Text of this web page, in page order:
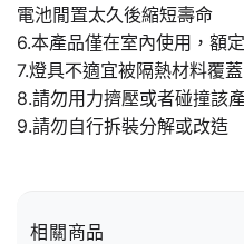
電池閒置太久後縮短壽命
6.本產品僅在室內使用，額
7.燈具不適宜被隔熱材料覆蓋
8.請勿用力擠壓或者碰撞該
9.請勿自行拆裝分解或改造
相關商品